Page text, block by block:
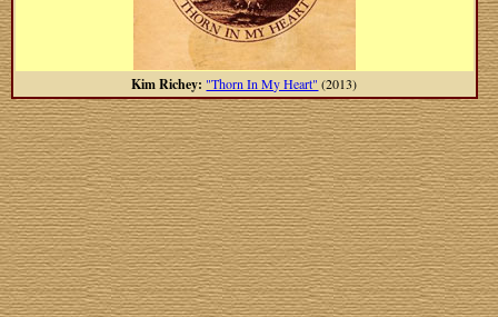
Kim Richey: "Thorn In My Heart" (2013)